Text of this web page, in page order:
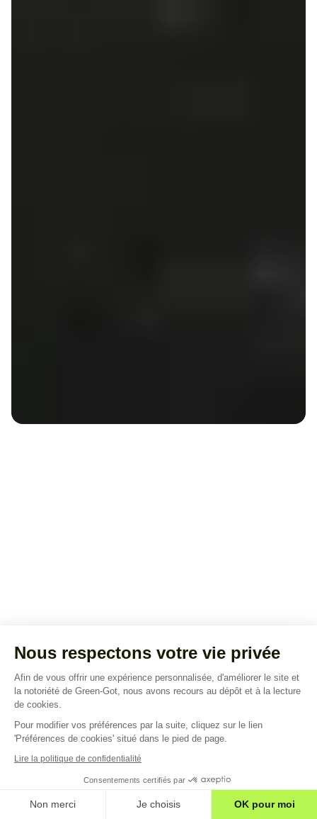
Nous respectons votre vie privée
Afin de vous offrir une expérience personnalisée, d'améliorer le site et
la notoriété de Green-Got, nous avons recours au dépôt et à la lecture
de cookies.
Pour modifier vos préférences par la suite, cliquez sur le lien
'Préférences de cookies' situé dans le pied de page.
Lire la politique de confidentialité
Consentements certifiés par
Non merci Je choisis OK pour moi